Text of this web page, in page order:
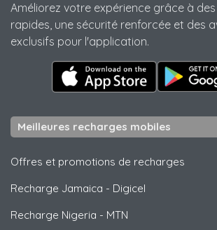
Améliorez votre expérience grâce à
rapides, une sécurité renforcée et des
exclusifs pour l'application.
Meilleures recharges mobiles
Offres et promotions de recharges
Recharge Jamaica - Digicel
Recharge Nigeria - MTN